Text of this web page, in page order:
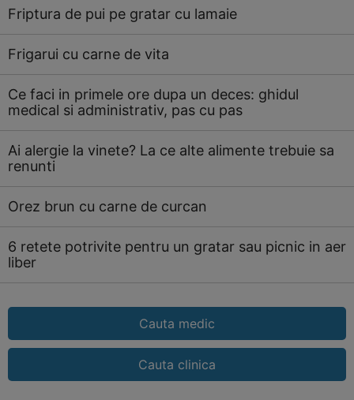
Friptura de pui pe gratar cu lamaie
Frigarui cu carne de vita
Ce faci in primele ore dupa un deces: ghidul
medical si administrativ, pas cu pas
Ai alergie la vinete? La ce alte alimente trebuie sa
renunti
Orez brun cu carne de curcan
6 retete potrivite pentru un gratar sau picnic in aer
liber
Cauta medic
Cauta clinica